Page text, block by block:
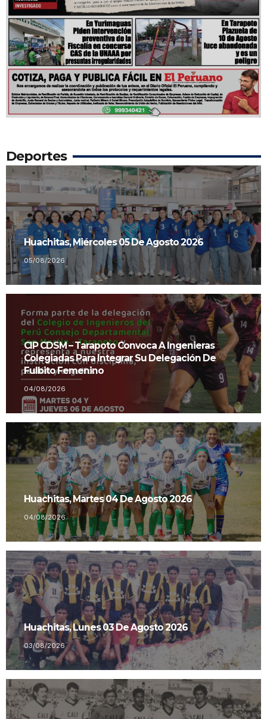
Deportes
Huachitas, Miércoles 05 De Agosto 2026
05/08/2026
CIP CDSM – Tarapoto Convoca A Ingenieras
Colegiadas Para Integrar Su Delegación De
Fulbito Femenino
04/08/2026
Huachitas, Martes 04 De Agosto 2026
04/08/2026
Huachitas, Lunes 03 De Agosto 2026
03/08/2026